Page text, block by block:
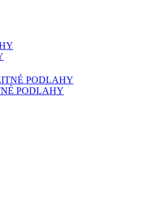
PODLAHY